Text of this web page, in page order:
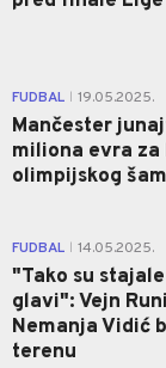
FUDBAL 19.05.2025.
Mančester
miliona evra za
olimpijskog
FUDBAL 14.05.2025.
"Tako su
glavi": Vejn
Nemanja Vidić
terenu